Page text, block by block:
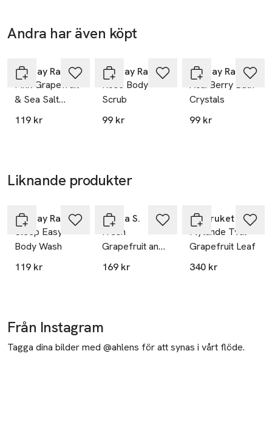
knappt kommer vilja skölja av dig!
Andra har även köpt
Sunday Rain
Pink Grapefruit
& Sea Salt
Body Wash
119 kr
Sunday Rain
Rose Body
Scrub
99 kr
Sunday Rain
Acai Berry Bath
Crystals
99 kr
Liknande produkter
Sunday Rain
Sleep Easy
Body Wash
119 kr
Emma S.
Fresh
Grapefruit and
Lilies Body
169 kr
L:a Bruket
Flytande Tvål
Grapefruit Leaf
340 kr
Från Instagram
Tagga dina bilder med @ahlens för att synas i vårt flöde.